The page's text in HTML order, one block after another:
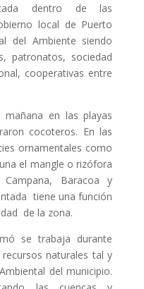
dentro de las
local de Puerto
del Ambiente siendo
patronatos, sociedad
cooperativas entre
en las playas
cocoteros. En las
ornamentales como
el mangle o rizófora
Baracoa y
tiene una función
de la zona.
se trabaja durante
naturales tal y
del municipio.